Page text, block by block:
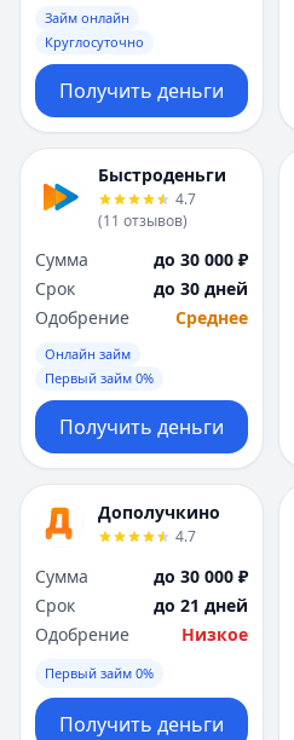
Займ онлайн
Круглосуточно
Получить деньги
Быстроденьги
4.7
(11 отзывов)
Сумма
до 30 000 ₽
Срок
до 30 дней
Одобрение
Среднее
Онлайн займ
Первый займ 0%
Получить деньги
Дополучкино
4.7
Сумма
до 30 000 ₽
Срок
до 21 дней
Одобрение
Низкое
Первый займ 0%
Получить деньги